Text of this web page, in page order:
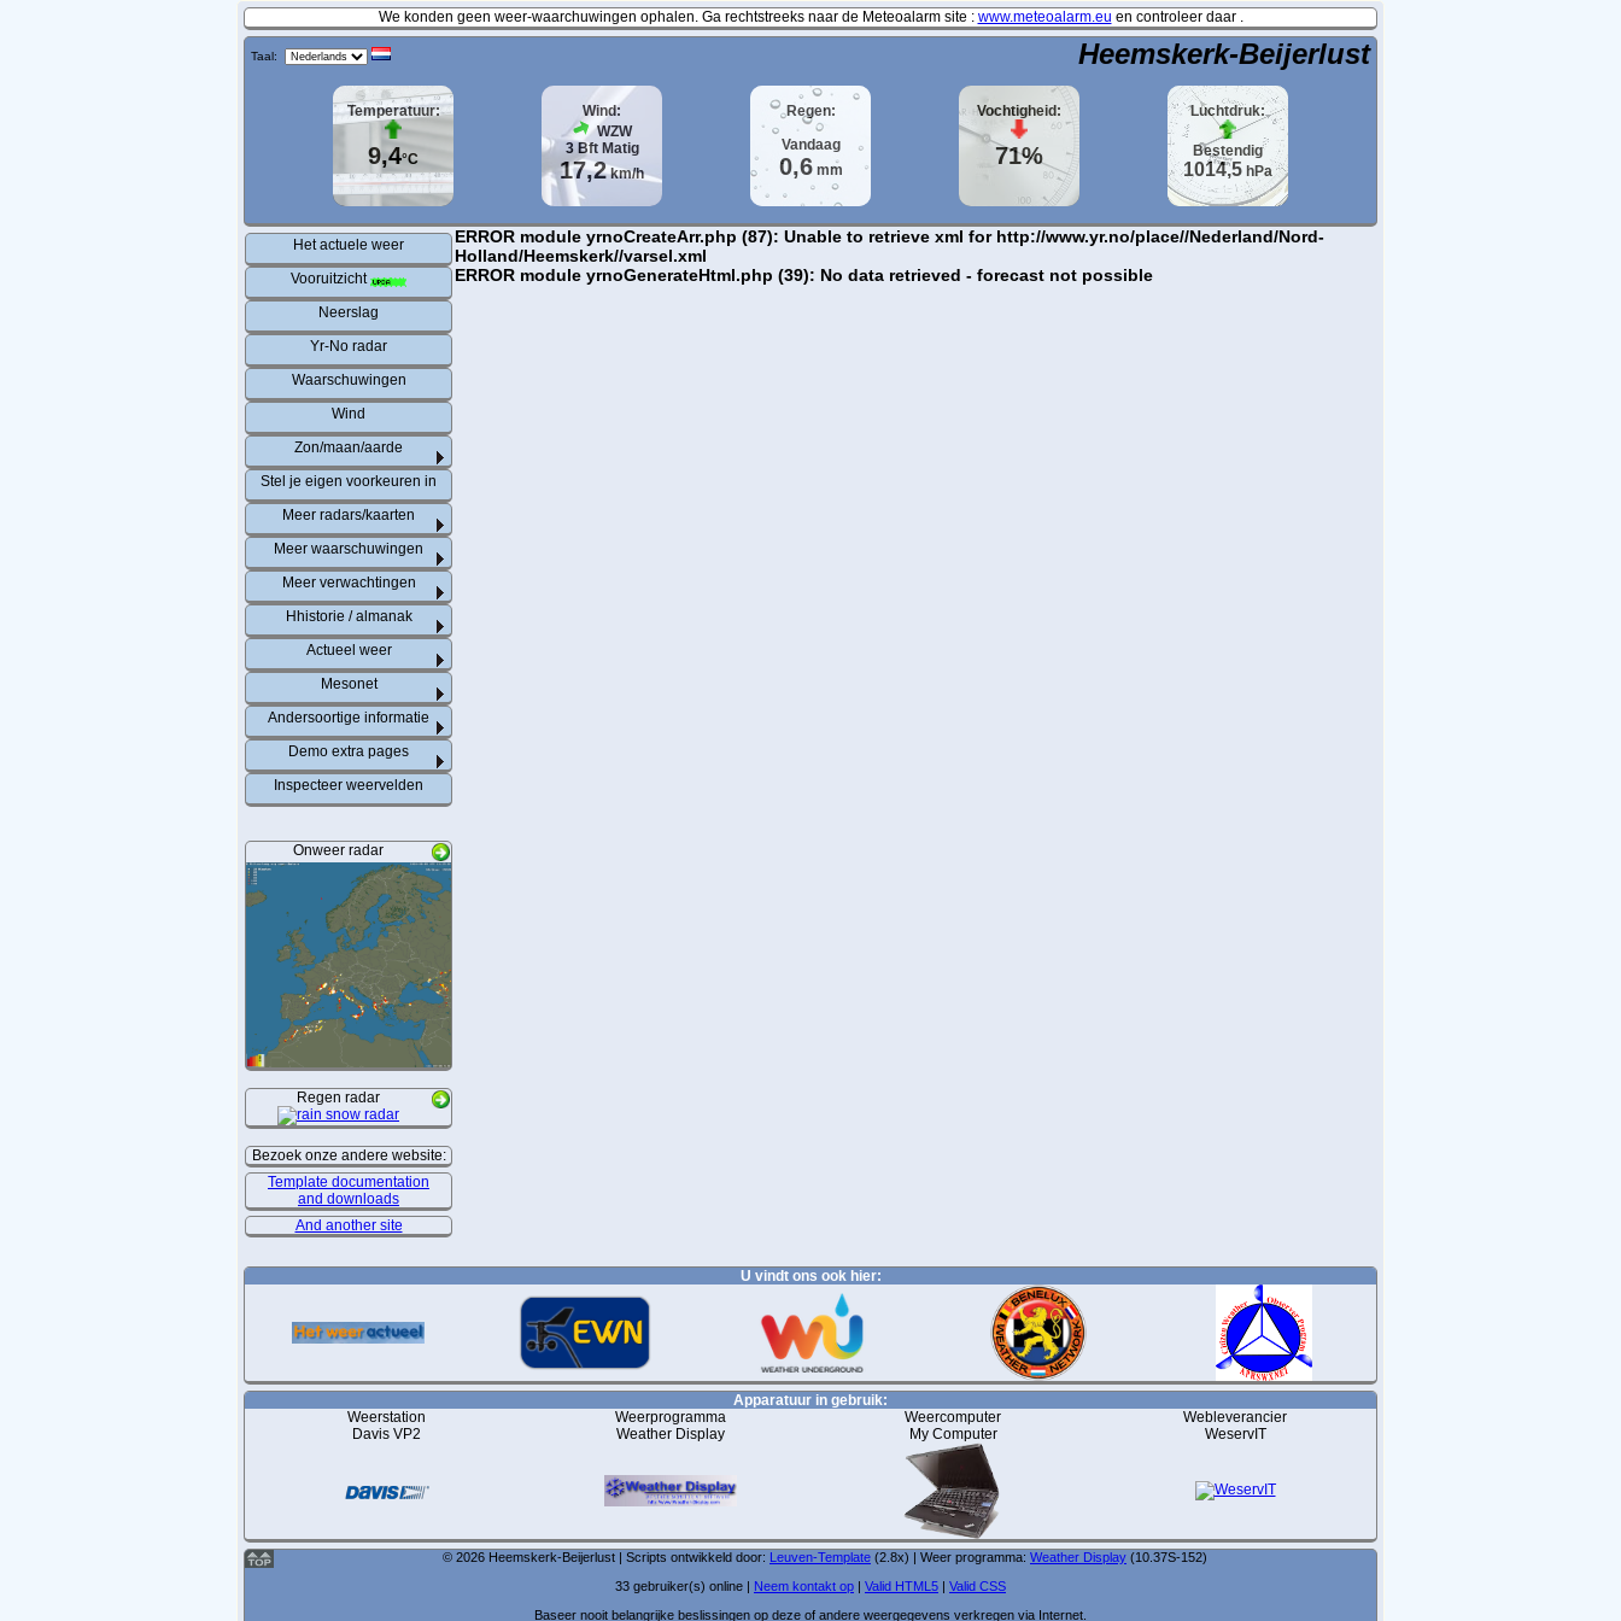
We konden geen weer-waarchuwingen ophalen. Ga rechtstreeks naar de Meteoalarm site : www.meteoalarm.eu en controleer daar .
Taal: Heemskerk-Beijerlust
Temperatuur:
9,4°C
Wind:
WZW
3Bft Matig
17,2km/h
Regen:
Vandaag
0,6mm
Vochtigheid:
71%
Luchtdruk:
Bestendig
1014,5 hPa
Het actuele weer
Vooruitzicht
Neerslag
Yr-No radar
Waarschuwingen
Wind
Zon/maan/aarde
Stel je eigen voorkeuren in
Meer radars/kaarten
Meer waarschuwingen
Meer verwachtingen
Hhistorie / almanak
Actueel weer
Mesonet
Andersoortige informatie
Demo extra pages
Inspecteer weervelden
Onweer radar
Regen radar
Bezoek onze andere website:
Template documentation
and downloads
And another site
ERROR module yrnoCreateArr.php (87): Unable to retrieve xml for http://www.yr.no/place//Nederland/Nord-
Holland/Heemskerk//varsel.xml
ERROR module yrnoGenerateHtml.php (39): No data retrieved - forecast not possible
U vindt ons ook hier:
Apparatuur in gebruik:
Weerstation
Davis VP2
Weerprogramma
Weather Display
Weercomputer
My Computer
Webleverancier
WeservIT
© 2026 Heemskerk-Beijerlust | Scripts ontwikkeld door: Leuven-Template (2.8x) | Weer programma: Weather Display (10.37S-152)
33 gebruiker(s) online | Neem kontakt op | Valid HTML5 | Valid CSS
Baseer nooit belangrijke beslissingen op deze of andere weergegevens verkregen via Internet.